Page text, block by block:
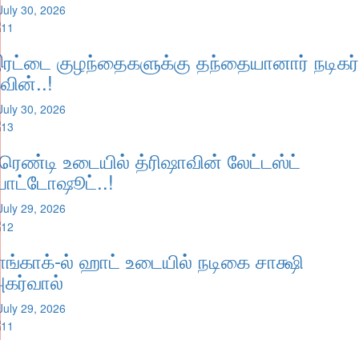
30, 2026
குழந்தைகளுக்கு தந்தையானார் நடிகர்
30, 2026
உடையில் த்ரிஷாவின் லேட்டஸ்ட்
29, 2026
ல் ஹாட் உடையில் நடிகை சாக்ஷி
29, 2026